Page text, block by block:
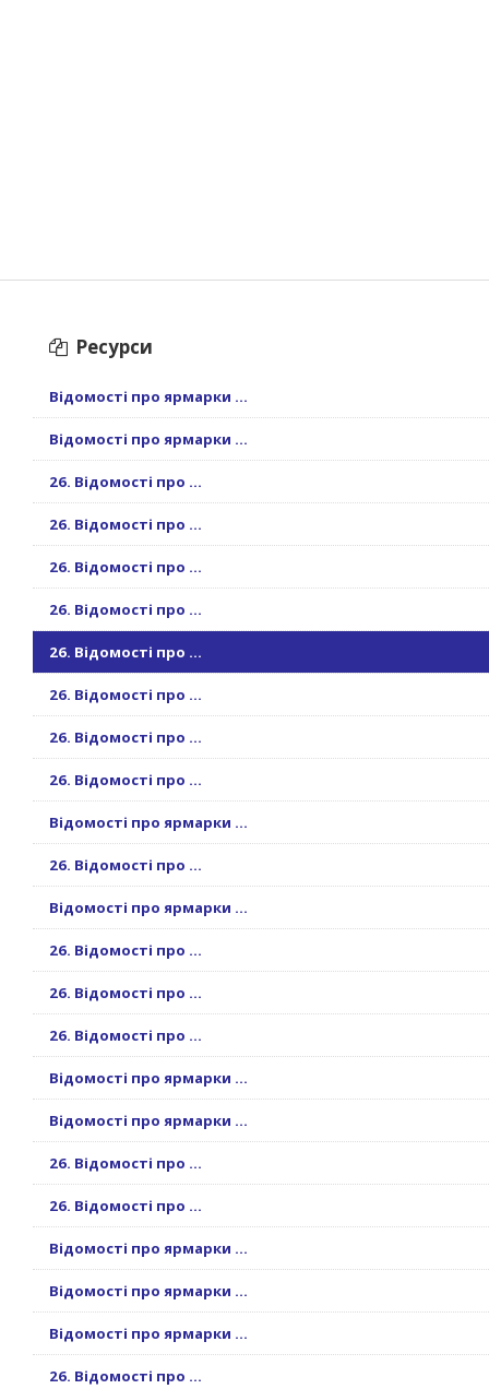
Ресурси
Відомості про ярмарки ...
Відомості про ярмарки ...
26. Відомості про ...
26. Відомості про ...
26. Відомості про ...
26. Відомості про ...
26. Відомості про ...
26. Відомості про ...
26. Відомості про ...
26. Відомості про ...
Відомості про ярмарки ...
26. Відомості про ...
Відомості про ярмарки ...
26. Відомості про ...
26. Відомості про ...
26. Відомості про ...
Відомості про ярмарки ...
Відомості про ярмарки ...
26. Відомості про ...
26. Відомості про ...
Відомості про ярмарки ...
Відомості про ярмарки ...
Відомості про ярмарки ...
26. Відомості про ...